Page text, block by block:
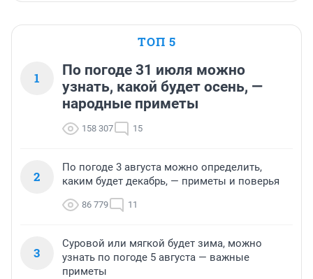
ТОП 5
1
По погоде 31 июля можно
узнать, какой будет осень, —
народные приметы
158 307 15
2
По погоде 3 августа можно определить,
каким будет декабрь, — приметы и поверья
86 779 11
3
Суровой или мягкой будет зима, можно
узнать по погоде 5 августа — важные
приметы